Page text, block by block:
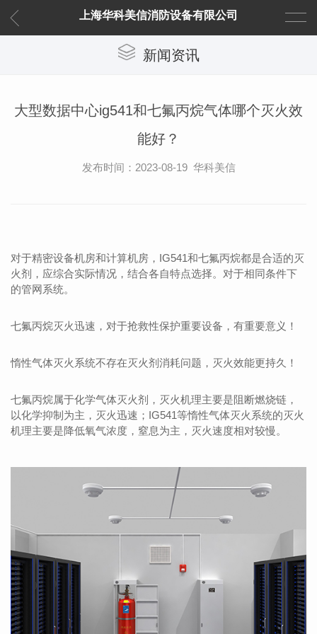
上海华科美信消防设备有限公司
新闻资讯
大型数据中心ig541和七氟丙烷气体哪个灭火效
能好？
发布时间：2023-08-19 华科美信
对于精密设备机房和计算机房，IG541和七氟丙烷都是合适的灭
火剂，应综合实际情况，结合各自特点选择。对于相同条件下
的管网系统。
七氟丙烷灭火迅速，对于抢救性保护重要设备，有重要意义！
惰性气体灭火系统不存在灭火剂消耗问题，灭火效能更持久！
七氟丙烷属于化学气体灭火剂，灭火机理主要是阻断燃烧链，
以化学抑制为主，灭火迅速；IG541等惰性气体灭火系统的灭火
机理主要是降低氧气浓度，窒息为主，灭火速度相对较慢。